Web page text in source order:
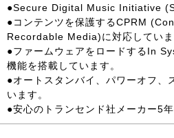
●Secure Digital Music Initiative
●コンテンツを保護するCPRM
Recordable Media)に対応していま
●ファームウェアをロードするIn
機能を搭載しています。
●オートスタンバイ、パワーオフ、
います。
●安心のトランセンド社メーカー5年